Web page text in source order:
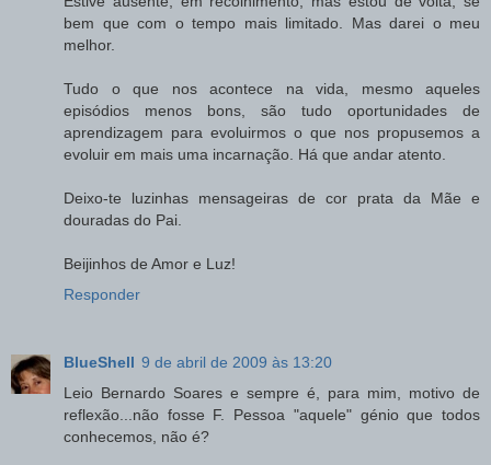
bem que com o tempo mais limitado. Mas darei o meu
melhor.
Tudo o que nos acontece na vida, mesmo aqueles
episódios menos bons, são tudo oportunidades de
aprendizagem para evoluirmos o que nos propusemos a
evoluir em mais uma incarnação. Há que andar atento.
Deixo-te luzinhas mensageiras de cor prata da Mãe e
douradas do Pai.
Beijinhos de Amor e Luz!
Responder
BlueShell 9 de abril de 2009 às 13:20
Leio Bernardo Soares e sempre é, para mim, motivo de
reflexão...não fosse F. Pessoa "aquele" génio que todos
conhecemos, não é?